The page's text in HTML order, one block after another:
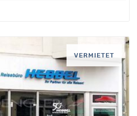
VERMIETET